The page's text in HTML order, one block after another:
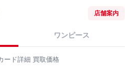
店舗案内
ワンピース
ード詳細 買取価格